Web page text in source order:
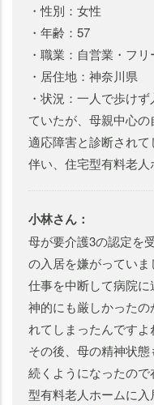
・性別：女性
・年齢：57
・職業：自営業・フリ
・居住地：神奈川県
・状況：一人で歩け
ていたが、母親中心の
適応障害と診断され
伴い、住宅型有料老人
小林さん：
母が要介護3の認定を
の入居を嫌がってい
仕事を中断して病院
神的にも厳しかった
れてしまったんですよ
その後、母の精神状
続くようになったの
型有料老人ホームに入